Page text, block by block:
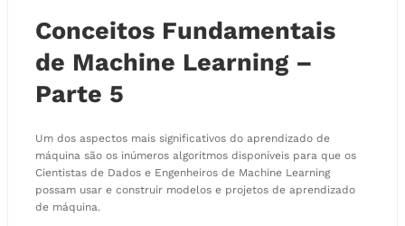
Conceitos Fundamentais
de Machine Learning –
Parte 5
Um dos aspectos mais significativos do aprendizado de
máquina são os inúmeros algoritmos disponíveis para que os
Cientistas de Dados e Engenheiros de Machine Learning
possam usar e construir modelos e projetos de aprendizado
de máquina.